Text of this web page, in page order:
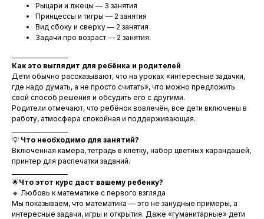
Рыцари и лжецы — 3 занятия
Принцессы и тигры — 2 занятия
Вид сбоку и сверху — 2 занятия
Задачи про возраст — 2 занятия.
Как это выглядит для ребёнка и родителей
Дети обычно рассказывают, что на уроках «интересные задачки,
где надо думать, а не просто считать», что можно предложить
свой способ решения и обсудить его с другими.
Родители отмечают, что ребёнок вовлечён, все дети включены в
работу, атмосфера спокойная и поддерживающая.
💡 Что необходимо для занятий?
Включенная камера, тетрадь в клетку, набор цветных карандашей,
принтер для распечатки заданий.
🌟Что этот курс даст вашему ребенку?
🔹 Любовь к математике с первого взгляда
Мы показываем, что математика — это не занудные примеры, а
интересные задачи, игры и открытия. Даже «гуманитарные» дети